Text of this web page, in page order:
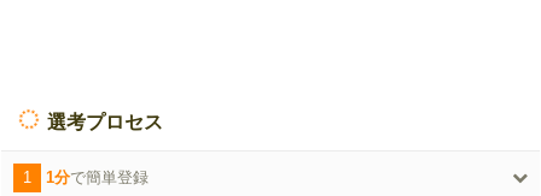
選考プロセス
1 1分で簡単登録